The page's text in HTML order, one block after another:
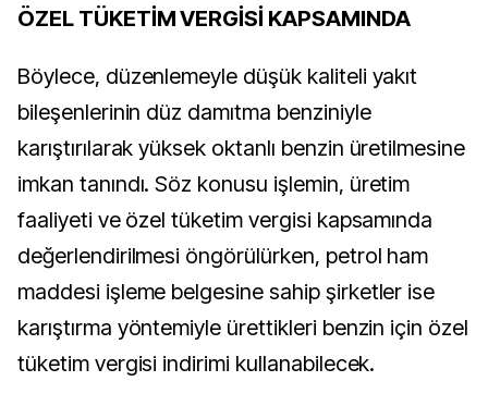
ÖZEL TÜKETİM VERGİSİ KAPSAMINDA
Böylece, düzenlemeyle düşük kaliteli yakıt
bileşenlerinin düz damıtma benziniyle
karıştırılarak yüksek oktanlı benzin üretilmesine
imkan tanındı. Söz konusu işlemin, üretim
faaliyeti ve özel tüketim vergisi kapsamında
değerlendirilmesi öngörülürken, petrol ham
maddesi işleme belgesine sahip şirketler ise
karıştırma yöntemiyle ürettikleri benzin için özel
tüketim vergisi indirimi kullanabilecek.